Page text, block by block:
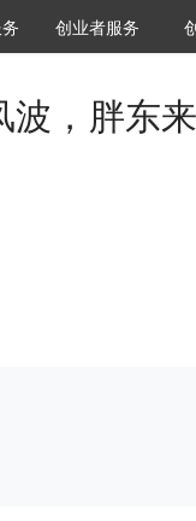
构库
推介
创投氪堂
创业者服务
波，胖东